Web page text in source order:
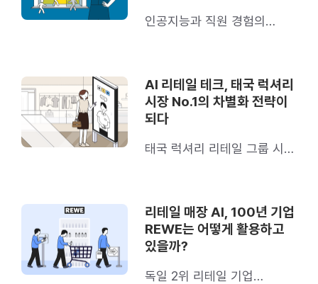
인공지능과 직원 경험의
AI 리테일 테크, 태국 럭셔리
시장 No.1의 차별화 전략이
되다
태국 럭셔리 리테일 그룹 시암
리테일 매장 AI, 100년 기업
REWE는 어떻게 활용하고
있을까?
독일 2위 리테일 기업